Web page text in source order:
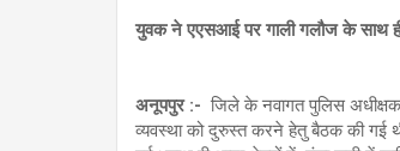
युवक ने एएसआई पर गाली गलौज के साथ
अनूपपुर :- जिले के नवागत पुलिस अधीक्षक
व्यवस्था को दुरुस्त करने हेतु बैठक की गई